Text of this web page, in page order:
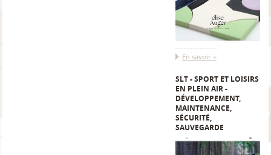
En savoir +
SLT - SPORT ET LOISIRS
EN PLEIN AIR -
DÉVELOPPEMENT,
MAINTENANCE,
SÉCURITÉ,
SAUVEGARDE